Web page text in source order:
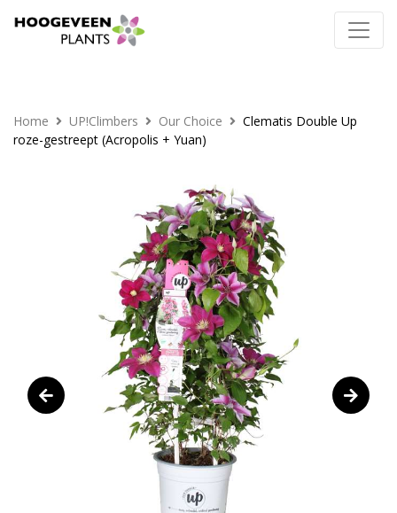
Home UP!Climbers Our Choice
Clematis Double Up
roze-gestreept (Acropolis + Yuan)